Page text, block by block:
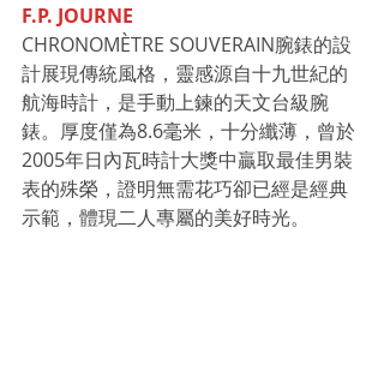
F.P. JOURNE
CHRONOMÈTRE SOUVERAIN腕錶的設
計展現傳統風格，靈感源自十九世紀的
航海時計，是手動上鍊的天文台級腕
錶。厚度僅為8.6毫米，十分纖薄，曾於
2005年日內瓦時計大獎中贏取最佳男裝
表的殊榮，證明無需花巧卻已經是經典
示範，體現二人專屬的美好時光。